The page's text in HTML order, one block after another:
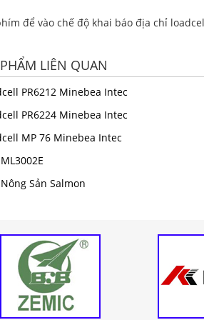
để vào chế độ khai báo địa chỉ
LIÊN QUAN
PR6212 Minebea Intec
PR6224 Minebea Intec
MP 76 Minebea Intec
Sản Salmon